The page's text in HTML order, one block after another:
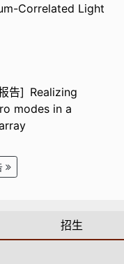
Correlated Light
告] Realizing
modes in a
招生